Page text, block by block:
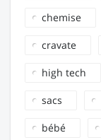
chemise
cravate
high tech
sacs
bébé